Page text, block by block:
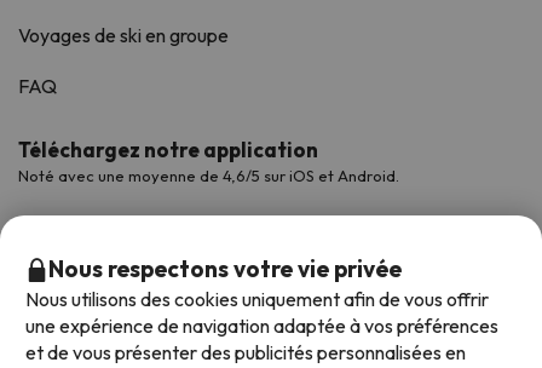
Voyages de ski en groupe
FAQ
Téléchargez notre application
Noté avec une moyenne de 4,6/5 sur iOS et Android.
Nous respectons votre vie privée
Nous utilisons des cookies uniquement afin de vous offrir
une expérience de navigation adaptée à vos préférences
et de vous présenter des publicités personnalisées en